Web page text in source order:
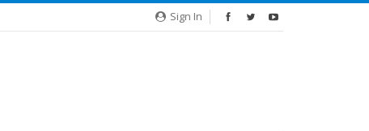
Sign In